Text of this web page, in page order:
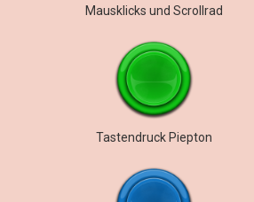
Mausklicks und Scrollrad
Tastendruck Piepton